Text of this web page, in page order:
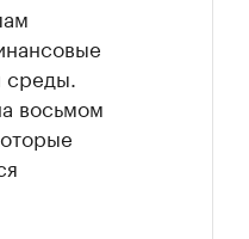
восьмом